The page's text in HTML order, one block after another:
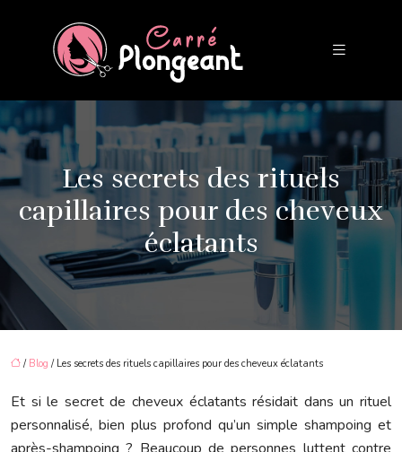
Les secrets des rituels
capillaires pour des cheveux
éclatants
/ Blog / Les secrets des rituels capillaires pour des cheveux éclatants
Et si le secret de cheveux éclatants résidait dans un rituel
personnalisé, bien plus profond qu’un simple shampoing et